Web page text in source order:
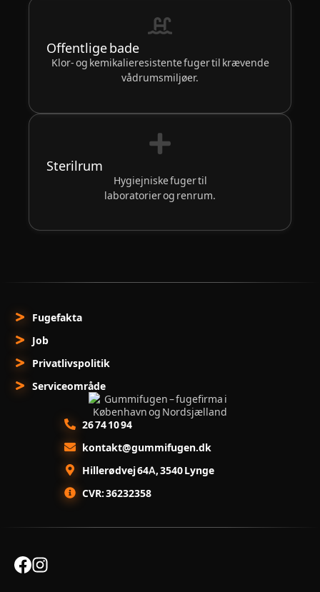
Offentlige bade
Klor- og kemikalieresistente fuger til krævende
vådrumsmiljøer.
Sterilrum
Hygiejniske fuger til
laboratorier og renrum.
26 74 10 94
kontakt@gummifugen.dk
Hillerødvej 64A, 3540 Lynge
CVR: 36232358
Fugefakta
Job
Privatlivspolitik
Serviceområde